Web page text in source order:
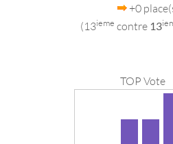
+0
(13ieme contre 13
TOP Vote